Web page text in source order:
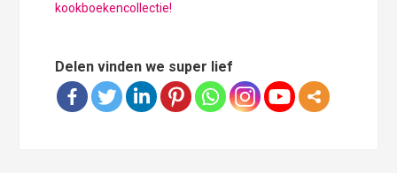
kookboekencollectie!
Delen vinden we super lief